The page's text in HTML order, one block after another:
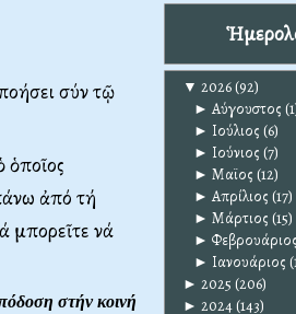
σύν τῷ
ὁποῖος
ἀπό τή
μπορεῖτε νά
στήν κοινή
▼ 2026(92)
► Αύγουστος
► Ιούλιος (6)
► Ιούνιος (7)
► Μαϊος (12)
► Απρίλιος (17)
► Μάρτιος (15)
► Φεβρουάριος
► Ιανουάριος
► 2025 (206)
► 2024(143)